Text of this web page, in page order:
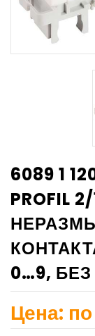
6089 1
PROFIL
0…9,
Цена: